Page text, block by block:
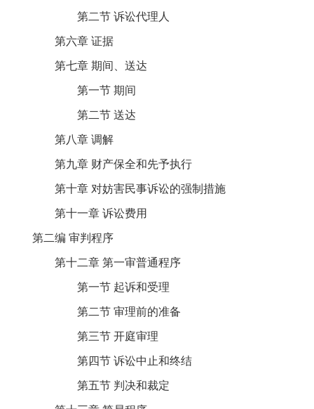
第二节 诉讼代理人
第六章 证据
第七章 期间、送达
第一节 期间
第二节 送达
第八章 调解
第九章 财产保全和先予执行
第十章 对妨害民事诉讼的强制措施
第十一章 诉讼费用
第二编 审判程序
第十二章 第一审普通程序
第一节 起诉和受理
第二节 审理前的准备
第三节 开庭审理
第四节 诉讼中止和终结
第五节 判决和裁定